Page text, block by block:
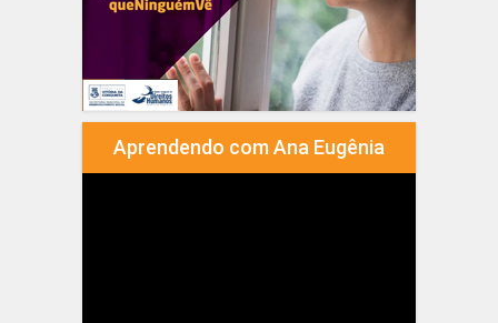
Aprendendo com Ana Eugênia